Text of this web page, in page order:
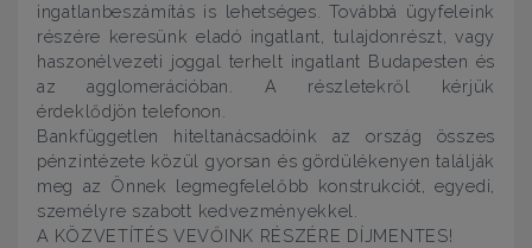
ingatlanbeszámítás is lehetséges. Továbbá ügyfeleink
részére keresünk eladó ingatlant, tulajdonrészt, vagy
haszonélvezeti joggal terhelt ingatlant Budapesten és
az agglomerációban. A részletekről kérjük
érdeklődjön telefonon.
Bankfüggetlen hiteltanácsadóink az ország összes
pénzintézete közül gyorsan és gördülékenyen találják
meg az Önnek legmegfelelőbb konstrukciót, egyedi,
személyre szabott kedvezményekkel.
A KÖZVETÍTÉS VEVŐINK RÉSZÉRE DÍJMENTES!